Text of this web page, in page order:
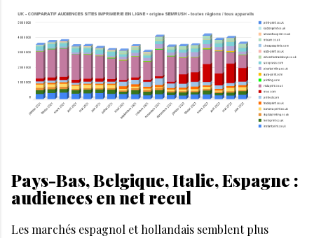
Pays-Bas, Belgique, Italie, Espagne :
audiences en net recul
Les marchés espagnol et hollandais semblent plus